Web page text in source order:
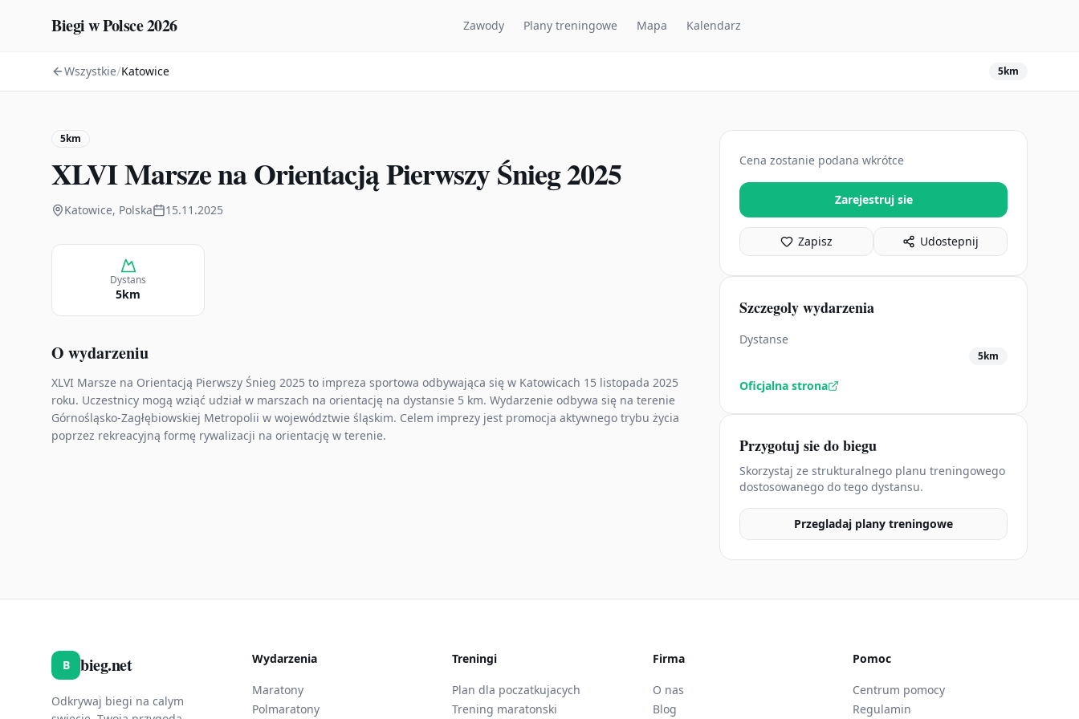
Biegi w Polsce 2026 Zawody Plany treningowe Mapa Kalendarz
Wszystkie/Katowice 5km
5km
XLVI Marsze na Orientacją Pierwszy Śnieg 2025
Katowice, Polska 15.11.2025
Dystans
5km
O wydarzeniu
XLVI Marsze na Orientacją Pierwszy Śnieg 2025 to impreza sportowa odbywająca się w Katowicach 15 listopada 2025
roku. Uczestnicy mogą wziąć udział w marszach na orientację na dystansie 5 km. Wydarzenie odbywa się na terenie
Górnośląsko-Zagłębiowskiej Metropolii w województwie śląskim. Celem imprezy jest promocja aktywnego trybu życia
poprzez rekreacyjną formę rywalizacji na orientację w terenie.
Cena zostanie podana wkrótce
Zarejestruj sie
Zapisz Udostepnij
Szczegoly wydarzenia
Dystanse
5km
Oficjalna strona
Przygotuj sie do biegu
Skorzystaj ze strukturalnego planu treningowego
dostosowanego do tego dystansu.
Przegladaj plany treningowe
B bieg.net
Odkrywaj biegi na calym
Wydarzenia
Maratony
Polmaratony
Treningi
Plan dla poczatkujacych
Trening maratonski
Firma
O nas
Blog
Pomoc
Centrum pomocy
Regulamin